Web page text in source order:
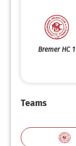
Bremer HC 1
Teams